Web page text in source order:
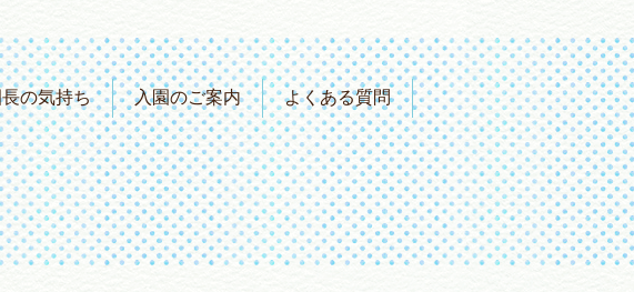
の気持ち 入園のご案内 よくある質問